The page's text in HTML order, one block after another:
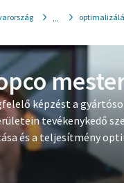
képzést a
tevékenykedő
és a teljesítmény